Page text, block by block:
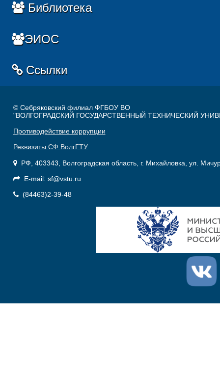
Библиотека
ЭИОС
Ссылки
© Себряковский филиал ФГБОУ ВО
"ВОЛГОГРАДСКИЙ ГОСУДАРСТВЕННЫЙ ТЕХНИЧЕСКИЙ
Противодействие коррупции
Реквизиты СФ ВолгГТУ
РФ, 403343, Волгоградская область, г. Михайловка, ул.
E-mail: sf@vstu.ru
(84463)2-39-48